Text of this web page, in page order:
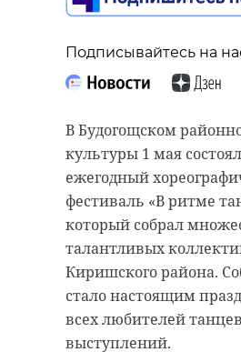
Подписывайтесь на
В Будогощском
культуры 1 мая
ежегодный
фестиваль «В ритме
который собрал
талантливых
Киришского района.
стало настоящим
всех любителей
выступлений.
Подписывайтесь на
В пятницу, 1 мая, в
спасательную службу
поступило сообщение
обнаружении тела в
районе Ленинградской
озере Суходольское
мужчина.
Спасатели,
происшествия,
участием 30
Подписывайтесь на
В ночь на 1 мая
Госавтоинспекции
проведение
гонок в Колпино.